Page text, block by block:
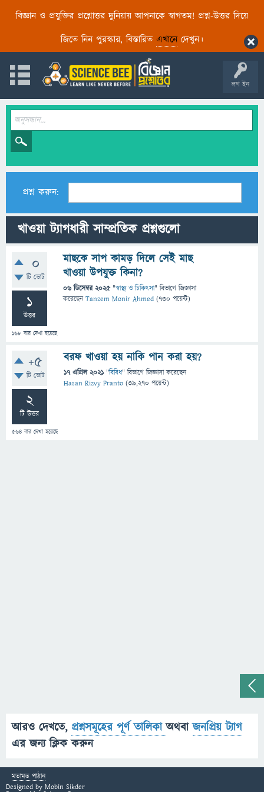
বিজ্ঞান ও প্রযুক্তির প্রশ্নোত্তর দুনিয়ায় আপনাকে স্বাগতম! প্রশ্ন-উত্তর দিয়ে
জিতে নিন পুরস্কার, বিস্তারিত এখানেদেখুন।
লগ ইন
প্রশ্ন করুন:
খাওয়া ট্যাগধারী সাম্প্রতিক প্রশ্নগুলো
0
টি ভোট
1
উত্তর
168 বার দেখা হয়েছে
মাছকে সাপ কামড় দিলে সেই মাছ
খাওয়া উপযুক্ত কিনা?
06 ডিসেম্বর 2025 "স্বাস্থ্য ও চিকিৎসা" বিভাগে জিজ্ঞাসা
করেছেনTanzem Monir Ahmed (730 পয়েন্ট)
+5
টি ভোট
2
টি উত্তর
564 বার দেখা হয়েছে
বরফ খাওয়া হয় নাকি পান করা হয়?
17 এপ্রিল 2021 "বিবিধ" বিভাগে জিজ্ঞাসাকরেছেন
Hasan Rizvy Pranto (39,270 পয়েন্ট)
আরও দেখতে, প্রশ্নসমূহের পূর্ণ তালিকাঅথবাজনপ্রিয় ট্যাগ
এর জন্য ক্লিক করুন
মতামত পাঠান
Designed by Mobin Sikder